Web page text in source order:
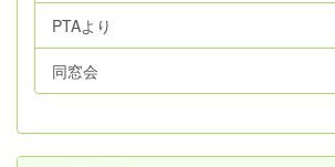
PTAより
同窓会